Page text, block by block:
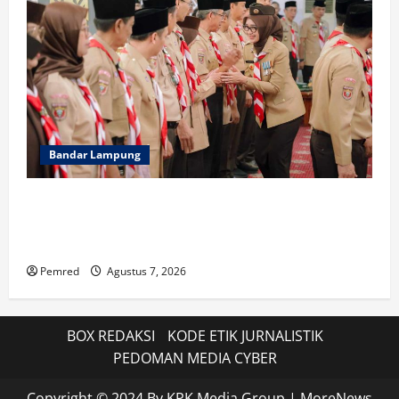
Bandar Lampung
Pemred Agustus 7, 2026
BOX REDAKSI
KODE ETIK JURNALISTIK
PEDOMAN MEDIA CYBER